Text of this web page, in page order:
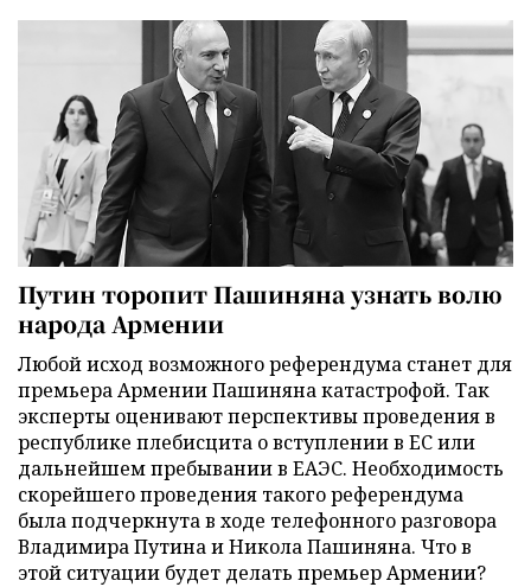
Путин торопит Пашиняна узнать волю
народа Армении
Любой исход возможного референдума станет для
премьера Армении Пашиняна катастрофой. Так
эксперты оценивают перспективы проведения в
республике плебисцита о вступлении в ЕС или
дальнейшем пребывании в ЕАЭС. Необходимость
скорейшего проведения такого референдума
была подчеркнута в ходе телефонного разговора
Владимира Путина и Никола Пашиняна. Что в
этой ситуации будет делать премьер Армении?